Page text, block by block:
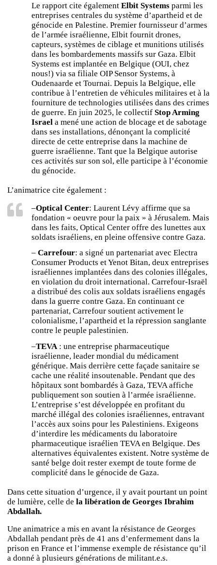
Le rapport cite également Elbit Systems parmi les
entreprises centrales du système d’apartheid et de
génocide en Palestine. Premier fournisseur d’armes
de l’armée israélienne, Elbit fournit drones,
capteurs, systèmes de ciblage et munitions utilisés
dans les bombardements massifs sur Gaza. Elbit
Systems est implantée en Belgique (OUI, chez
nous!) via sa filiale OIP Sensor Systems, à
Oudenaarde et Tournai. Depuis la Belgique, elle
contribue à l’entretien de véhicules militaires et à la
fourniture de technologies utilisées dans des crimes
de guerre. En juin 2025, le collectif Stop Arming
Israel a mené une action de blocage et de sabotage
dans ses installations, dénonçant la complicité
directe de cette entreprise dans la machine de
guerre israélienne. Tant que la Belgique autorise
ces activités sur son sol, elle participe à l’économie
du génocide.
L’animatrice cite également :
–Optical Center: Laurent Lévy affirme que sa
fondation « oeuvre pour la paix » à Jérusalem. Mais
dans les faits, Optical Center offre des lunettes aux
soldats israéliens, en pleine offensive contre Gaza.
– Carrefour: a signé un partenariat avec Electra
Consumer Products et Yenot Bitan, deux entreprises
israéliennes implantées dans des colonies illégales,
en violation du droit international. Carrefour-Israël
a distribué des colis aux soldats israéliens engagés
dans la guerre contre Gaza. En continuant ce
partenariat, Carrefour soutient activement le
colonialisme, l’apartheid et la répression sanglante
contre le peuple palestinien.
–TEVA : une entreprise pharmaceutique
israélienne, leader mondial du médicament
générique. Mais derrière cette façade sanitaire se
cache une réalité insoutenable. Pendant que des
hôpitaux sont bombardés à Gaza, TEVA affiche
publiquement son soutien à l’armée israélienne.
L’entreprise s’est développée en profitant du
marché illégal des colonies israéliennes, entravant
l’accès aux soins pour les Palestiniens. Exigeons
d’interdire les médicaments du laboratoire
pharmaceutique israélien TEVA en Belgique. Des
alternatives équivalentes existent. Notre système de
santé belge doit rester exempt de toute forme de
complicité dans le génocide de Gaza.
Dans cette situation d’urgence, il y avait pourtant un point
de lumière, celle de la libération de Georges Ibrahim
Abdallah.
Une animatrice a mis en avant la résistance de Georges
Abdallah pendant près de 41 ans d’enfermement dans la
prison en France et l’immense exemple de résistance qu’il
a donné à plusieurs générations de militant.e.s.